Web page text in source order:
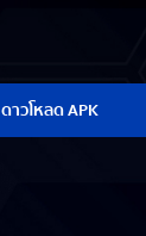
ดาวโหลด APK